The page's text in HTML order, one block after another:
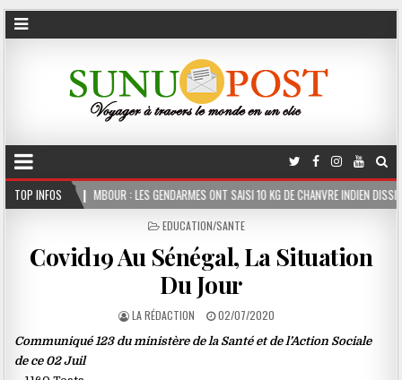
TOP INFOS
: LES GENDARMES ONT SAISI 10 KG DE CHANVRE INDIEN DISSIMULÉS DANS LE
POSTED
EDUCATION/SANTE
Covid19 Au Sénégal, La Situation
Du Jour
LA RÉDACTION 02/07/2020
Communiqué 123 du ministère de la Santé et de l’Action Sociale
de ce 02 Juil